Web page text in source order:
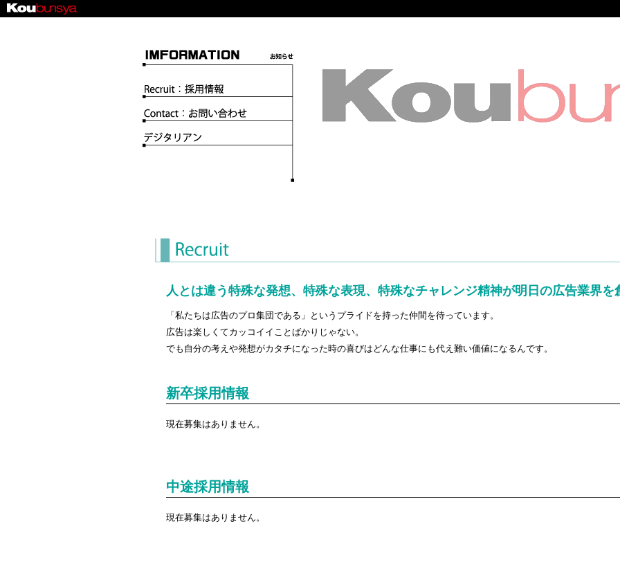
人とは違う特殊な発想、特殊な表現、特殊なチャレンジ精神が明日の広告業界を
「私たちは広告のプロ集団である」というプライドを持った仲間を待っています。
広告は楽しくてカッコイイことばかりじゃない。
でも自分の考えや発想がカタチになった時の喜びはどんな仕事にも代え難い価値になるんです。
新卒採用情報
現在募集はありません。
中途採用情報
現在募集はありません。